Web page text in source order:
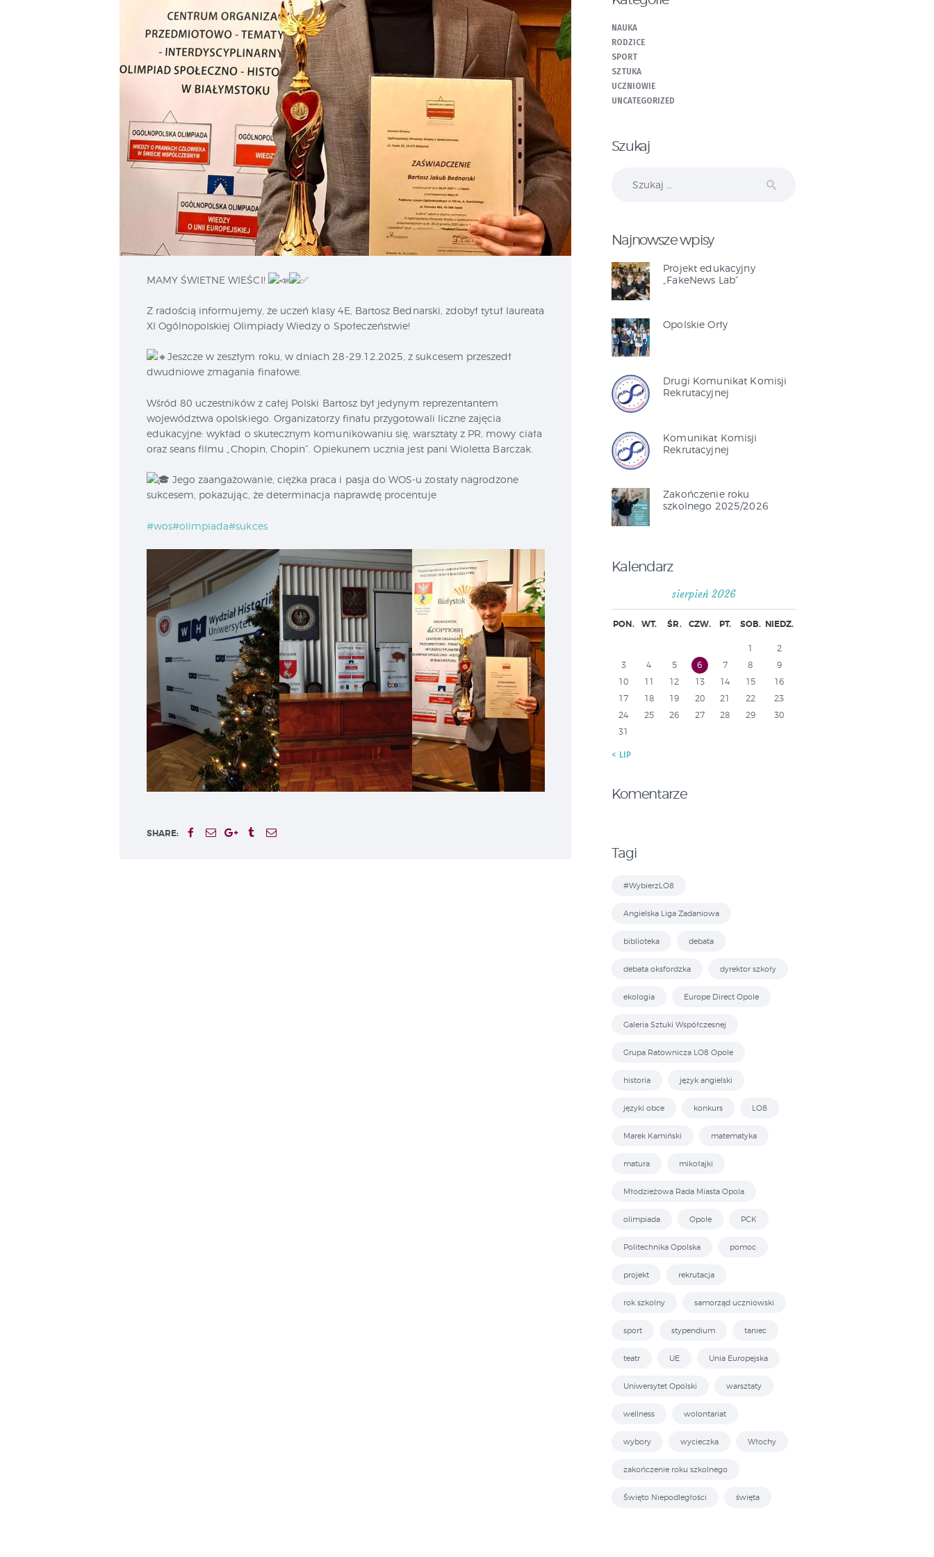
MAMY ŚWIETNE WIEŚCI!
Z radością informujemy, że uczeń klasy 4E, Bartosz Bednarski, zdobył tytuł laureata
XI Ogólnopolskiej Olimpiady Wiedzy o Społeczeństwie!
Jeszcze w zeszłym roku, w dniach 28-29.12.2025, z sukcesem przeszedł
dwudniowe zmagania finałowe.
Wśród 80 uczestników z całej Polski Bartosz był jedynym reprezentantem
województwa opolskiego. Organizatorzy finału przygotowali liczne zajęcia
edukacyjne: wykład o skutecznym komunikowaniu się, warsztaty z PR, mowy ciała
oraz seans filmu „Chopin, Chopin”. Opiekunem ucznia jest pani Wioletta Barczak.
Jego zaangażowanie, ciężka praca i pasja do WOS-u zostały nagrodzone
sukcesem, pokazując, że determinacja naprawdę procentuje
#wos#olimpiada#sukces
SHARE:
NAUKA
RODZICE
SPORT
SZTUKA
UCZNIOWIE
UNCATEGORIZED
Szukaj
Najnowsze wpisy
Projekt edukacyjny
„FakeNews Lab”
Opolskie Orły
Drugi Komunikat Komisji
Rekrutacyjnej
Komunikat Komisji
Rekrutacyjnej
Zakończenie roku
szkolnego 2025/2026
Kalendarz
sierpień 2026
PON. WT. ŚR. CZW. PT. SOB. NIEDZ.
1
2
3
4 5 6 7 8
9
10
11 12 13 14 15
16
17
18 19 20 21 22
23
24
25 26 27 28 29
30
31
« LIP
Komentarze
Tagi
#WybierzLO8
Angielska Liga Zadaniowa
biblioteka debata
debata oksfordzka dyrektor szkoły
ekologia Europe Direct Opole
Galeria Sztuki Współczesnej
Grupa Ratownicza LO8 Opole
historia język angielski
języki obce konkurs LO8
Marek Kamiński matematyka
matura mikołajki
Młodzieżowa Rada Miasta Opola
olimpiada Opole PCK
Politechnika Opolska pomoc
projekt rekrutacja
rok szkolny samorząd uczniowski
sport stypendium taniec
teatr UE Unia Europejska
Uniwersytet Opolski warsztaty
wellness wolontariat
wybory wycieczka Włochy
zakończenie roku szkolnego
Święto Niepodległości święta